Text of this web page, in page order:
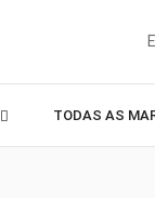
TODAS AS